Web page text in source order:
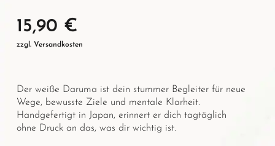
15,90 €
zzgl. Versandkosten
Der weiße Daruma ist dein stummer Begleiter für neue
Wege, bewusste Ziele und mentale Klarheit.
Handgefertigt in Japan, erinnert er dich tagtäglich
ohne Druck an das, was dir wichtig ist.